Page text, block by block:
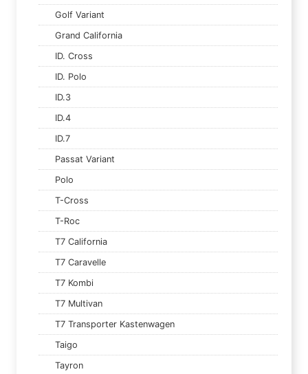
Golf Variant
Grand California
ID. Cross
ID. Polo
ID.3
ID.4
ID.7
Passat Variant
Polo
T-Cross
T-Roc
T7 California
T7 Caravelle
T7 Kombi
T7 Multivan
T7 Transporter Kastenwagen
Taigo
Tayron